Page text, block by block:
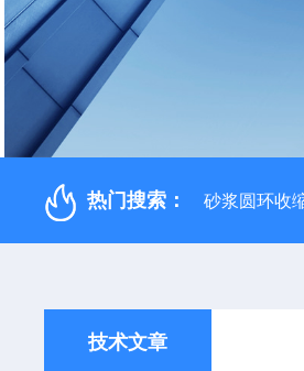
热门搜索： 砂浆圆环收
技术文章